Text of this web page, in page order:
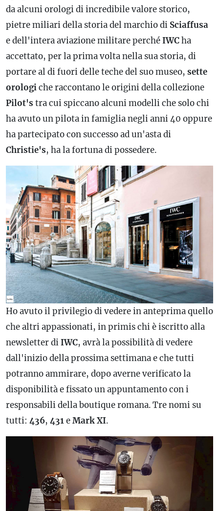
da alcuni orologi di incredibile valore storico,
pietre miliari della storia del marchio di Sciaffusa
e dell'intera aviazione militare perchéIWCha
accettato, per la prima volta nella sua storia, di
portare al di fuori delle teche del suo museo, sette
orologiche raccontano le origini della collezione
Pilot's tra cui spiccano alcuni modelli che solo chi
ha avuto un pilota in famiglia negli anni 40 oppure
ha partecipato con successo ad un'asta di
Christie's, ha la fortuna di possedere.
Ho avuto il privilegio di vedere in anteprima quello
che altri appassionati, in primis chi è iscritto alla
newsletter diIWC, avrà la possibilità di vedere
dall'inizio della prossima settimana e che tutti
potranno ammirare, dopo averne verificato la
disponibilità e fissato un appuntamento con i
responsabili della boutique romana. Tre nomi su
tutti: 436, 431eMarkXI.